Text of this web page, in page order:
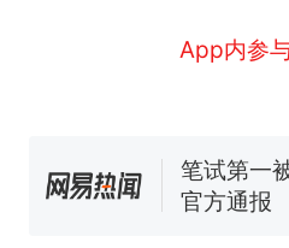
App内参
窝，原地
140多朵
美国渔民
官方通报
惊艳！字